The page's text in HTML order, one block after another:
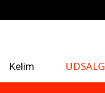
Kelim
UDSALG